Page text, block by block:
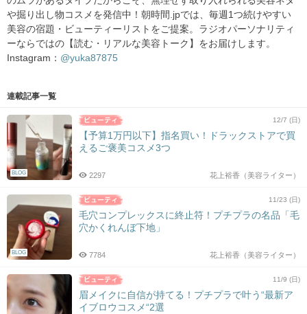
や掘り出し物コスメを発信中！朝時間.jpでは、毎週1つ続けやすい
美容の宿題・ビューティーリストをご提案。ラジオパーソナリティ
ーならではの【読む・リアルな美容トーク】をお届けします。
Instagram： @yuka87875
連載記事一覧
BLOG
12/7 (日)
【予算1万円以下】指名買い！ドラックストアで買
えるご褒美コスメ3つ
花上裕香（美容ライター）
2297
BLOG
11/23 (日)
毛穴コンプレックスに終止符！プチプラの名品「毛
穴かくれんぼ下地」
花上裕香（美容ライター）
7784
11/9 (日)
眉メイクに自信が持てる！プチプラで叶う“最新ア
イブロウコスメ“2選